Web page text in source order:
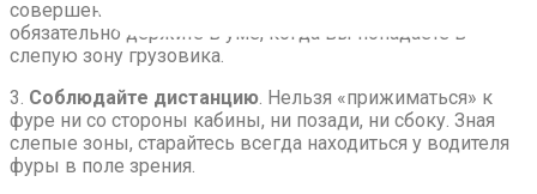
совершении любого маневра по отношению к фуре
обязательно держите в уме, когда вы попадаете в
слепую зону грузовика.
3. Соблюдайте дистанцию. Нельзя «прижиматься» к
фуре ни со стороны кабины, ни позади, ни сбоку. Зная
слепые зоны, старайтесь всегда находиться у водителя
фуры в поле зрения.